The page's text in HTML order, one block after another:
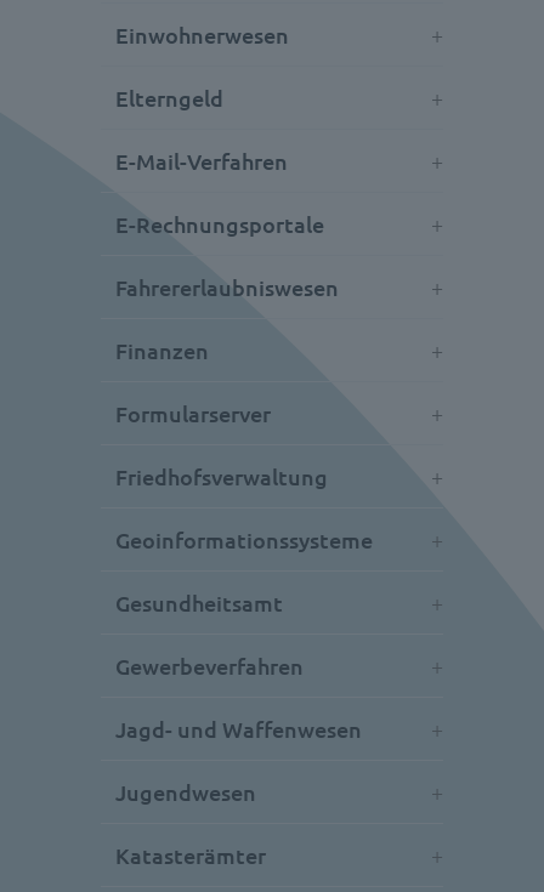
Einwohnerwesen
Elterngeld
E-Mail-Verfahren
E-Rechnungsportale
Fahrererlaubniswesen
Finanzen
Formularserver
Friedhofsverwaltung
Geoinformationssysteme
Gesundheitsamt
Gewerbeverfahren
Jagd- und Waffenwesen
Jugendwesen
Katasterämter